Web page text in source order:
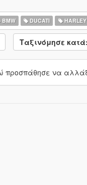
BMW DUCATI HARLEY
Ταξινόμησε κατά:
να